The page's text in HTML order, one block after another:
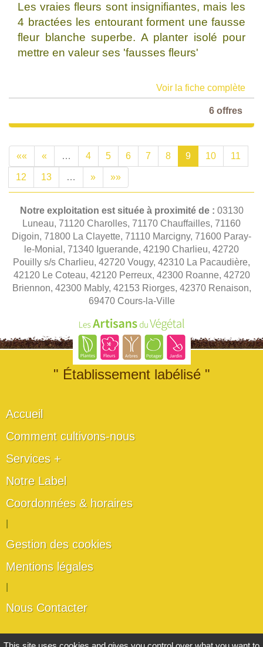
Les vraies fleurs sont insignifiantes, mais les
4 bractées les entourant forment une fausse
fleur blanche superbe. A planter isolé pour
mettre en valeur ses 'fausses fleurs'
Voir la fiche complète
6 offres
«« « … 4 5 6 7 8 9 10 11
12 13 … » »»
Notre exploitation est située à proximité de : 03130
Luneau, 71120 Charolles, 71170 Chauffailles, 71160
Digoin, 71800 La Clayette, 71110 Marcigny, 71600 Paray-
le-Monial, 71340 Iguerande, 42190 Charlieu, 42720
Pouilly s/s Charlieu, 42720 Vougy, 42310 La Pacaudière,
42120 Le Coteau, 42120 Perreux, 42300 Roanne, 42720
Briennon, 42300 Mably, 42153 Riorges, 42370 Renaison,
69470 Cours-la-Ville
" Établissement labélisé "
Accueil
Comment cultivons-nous
Services +
Notre Label
Coordonnées & horaires
Gestion des cookies
Mentions légales
Nous Contacter
Les artisans du végétal